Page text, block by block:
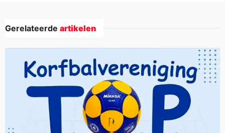
Gerelateerde artikelen